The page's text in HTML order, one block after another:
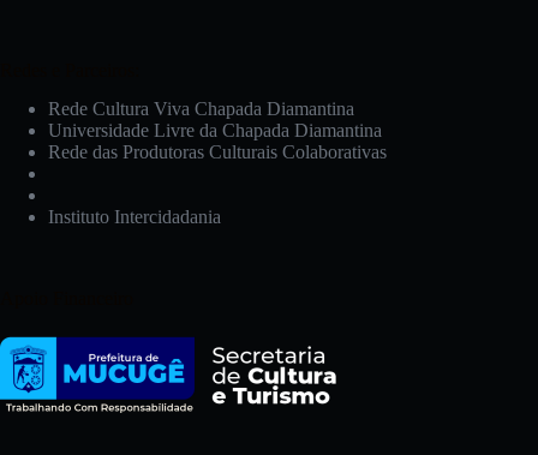
Rede Cultura Viva Chapada Diamantina
Universidade Livre da Chapada Diamantina
Rede das Produtoras Culturais Colaborativas
Instituto Intercidadania